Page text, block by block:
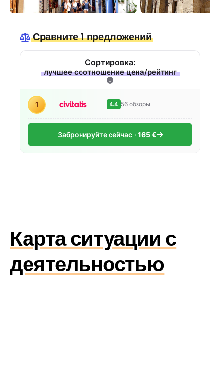
Сравните 1 предложений
Сортировка:
лучшее соотношение цена/рейтинг
1 4.4 56 обзоры
Забронируйте сейчас 165 €
Карта ситуации с
деятельностью